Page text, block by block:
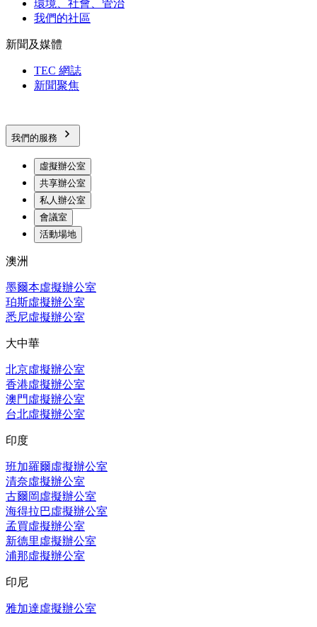
環境、社會、管治
我們的社區
新聞及媒體
TEC 網誌
新聞聚焦
我們的服務
虛擬辦公室
共享辦公室
私人辦公室
會議室
活動場地
澳洲
墨爾本虛擬辦公室
珀斯虛擬辦公室
悉尼虛擬辦公室
大中華
北京虛擬辦公室
香港虛擬辦公室
澳門虛擬辦公室
台北虛擬辦公室
印度
班加羅爾虛擬辦公室
清奈虛擬辦公室
古爾岡虛擬辦公室
海得拉巴虛擬辦公室
孟買虛擬辦公室
新德里虛擬辦公室
浦那虛擬辦公室
印尼
雅加達虛擬辦公室